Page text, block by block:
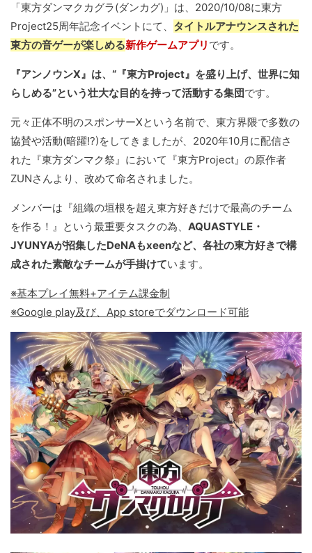
「東方ダンマクカグラ(ダンカグ)」は、2020/10/08に東方
Project25周年記念イベントにて、 タイトルアナウンスされた
東方の音ゲーが楽しめる新作ゲームアプリ です。
『アンノウンX』は、“『東方Project』を盛り上げ、世界に知
らしめる”という壮大な目的を持って活動する集団です。
元々正体不明のスポンサーXという名前で、東方界隈で多数の
協賛や活動(暗躍!?)をしてきましたが、2020年10月に配信さ
れた『東方ダンマク祭』において『東方Project』の原作者
ZUNさんより、改めて命名されました。
メンバーは『組織の垣根を超え東方好きだけで最高のチーム
を作る！』という最重要タスクの為、 AQUASTYLE・
JYUNYAが招集したDeNAもxeenなど、各社の東方好きで構
成された素敵なチームが手掛けています。
※基本プレイ無料+アイテム課金制
※Google play及び、App storeでダウンロード可能